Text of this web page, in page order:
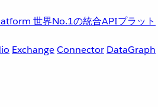
世界No.1の統合APIプラット
ExchangeConnector DataGraph